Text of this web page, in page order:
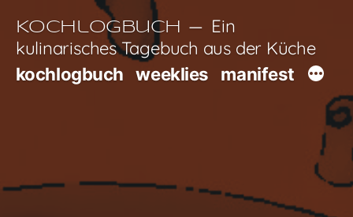
Inhalt
springen
Kochlogbuch
Ein
kulinarisches Tagebuch aus der Küche
kochlogbuch weeklies manifest